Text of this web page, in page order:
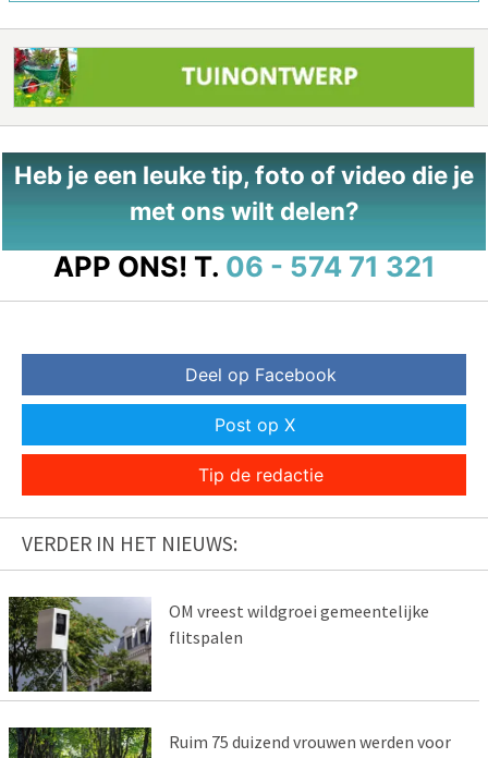
Heb je een leuke tip, foto of video die je
met ons wilt delen?
APP ONS! T. 06 - 574 71 321
Deel op Facebook
Post op X
Tip de redactie
VERDER IN HET NIEUWS:
OM vreest wildgroei gemeentelijke
flitspalen
Ruim 75 duizend vrouwen werden voor